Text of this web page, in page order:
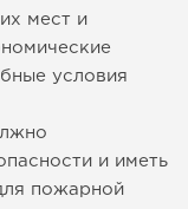
мест и
условия
и иметь
пожарной